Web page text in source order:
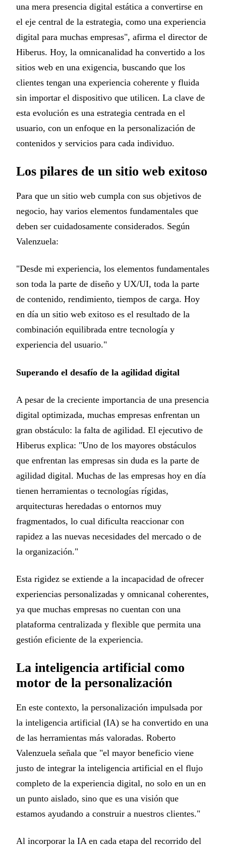
una mera presencia digital estática a convertirse en
el eje central de la estrategia, como una experiencia
digital para muchas empresas", afirma el director de
Hiberus. Hoy, la omnicanalidad ha convertido a los
sitios web en una exigencia, buscando que los
clientes tengan una experiencia coherente y fluida
sin importar el dispositivo que utilicen. La clave de
esta evolución es una estrategia centrada en el
usuario, con un enfoque en la personalización de
contenidos y servicios para cada individuo.
Los pilares de un sitio web exitoso
Para que un sitio web cumpla con sus objetivos de
negocio, hay varios elementos fundamentales que
deben ser cuidadosamente considerados. Según
Valenzuela:
"Desde mi experiencia, los elementos fundamentales
son toda la parte de diseño y UX/UI, toda la parte
de contenido, rendimiento, tiempos de carga. Hoy
en día un sitio web exitoso es el resultado de la
combinación equilibrada entre tecnología y
experiencia del usuario."
Superando el desafío de la agilidad digital
A pesar de la creciente importancia de una presencia
digital optimizada, muchas empresas enfrentan un
gran obstáculo: la falta de agilidad. El ejecutivo de
Hiberus explica: "Uno de los mayores obstáculos
que enfrentan las empresas sin duda es la parte de
agilidad digital. Muchas de las empresas hoy en día
tienen herramientas o tecnologías rígidas,
arquitecturas heredadas o entornos muy
fragmentados, lo cual dificulta reaccionar con
rapidez a las nuevas necesidades del mercado o de
la organización."
Esta rigidez se extiende a la incapacidad de ofrecer
experiencias personalizadas y omnicanal coherentes,
ya que muchas empresas no cuentan con una
plataforma centralizada y flexible que permita una
gestión eficiente de la experiencia.
La inteligencia artificial como
motor de la personalización
En este contexto, la personalización impulsada por
la inteligencia artificial (IA) se ha convertido en una
de las herramientas más valoradas. Roberto
Valenzuela señala que "el mayor beneficio viene
justo de integrar la inteligencia artificial en el flujo
completo de la experiencia digital, no solo en un en
un punto aislado, sino que es una visión que
estamos ayudando a construir a nuestros clientes."
Al incorporar la IA en cada etapa del recorrido del